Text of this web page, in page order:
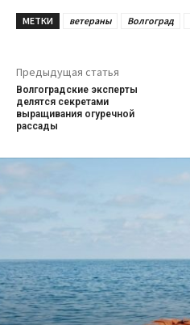
МЕТКИ ветераны Волгоград
Предыдущая статья
Волгоградские эксперты
делятся секретами
выращивания огуречной
рассады